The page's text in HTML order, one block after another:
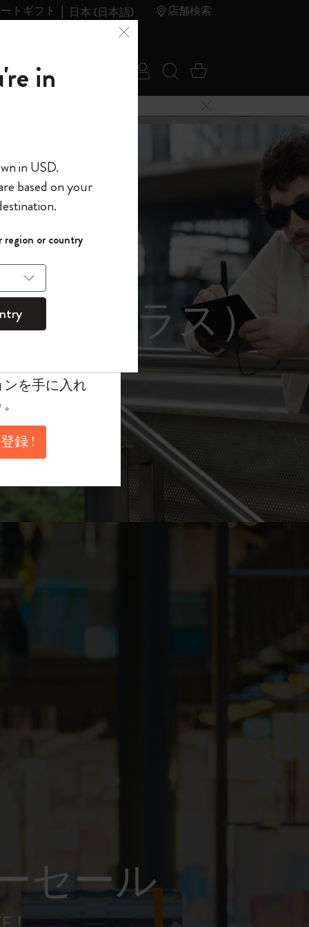
トギフト 日本 (日本語) 店舗検索
ール
ログイン
パスワードを表示
保存する
検索 (キーワード
カート 0 アイ
メニューを閉じる
サングラス）
示1
セール
ようこそ
、コード
力すると、初
無料になり
レット品は
を手に入れ
録 !
in
in USD.
based on your
or country